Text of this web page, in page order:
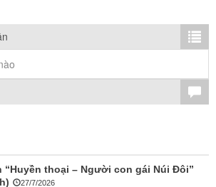
“Huyền thoại – Người con gái Núi Đôi”
27/7/2026